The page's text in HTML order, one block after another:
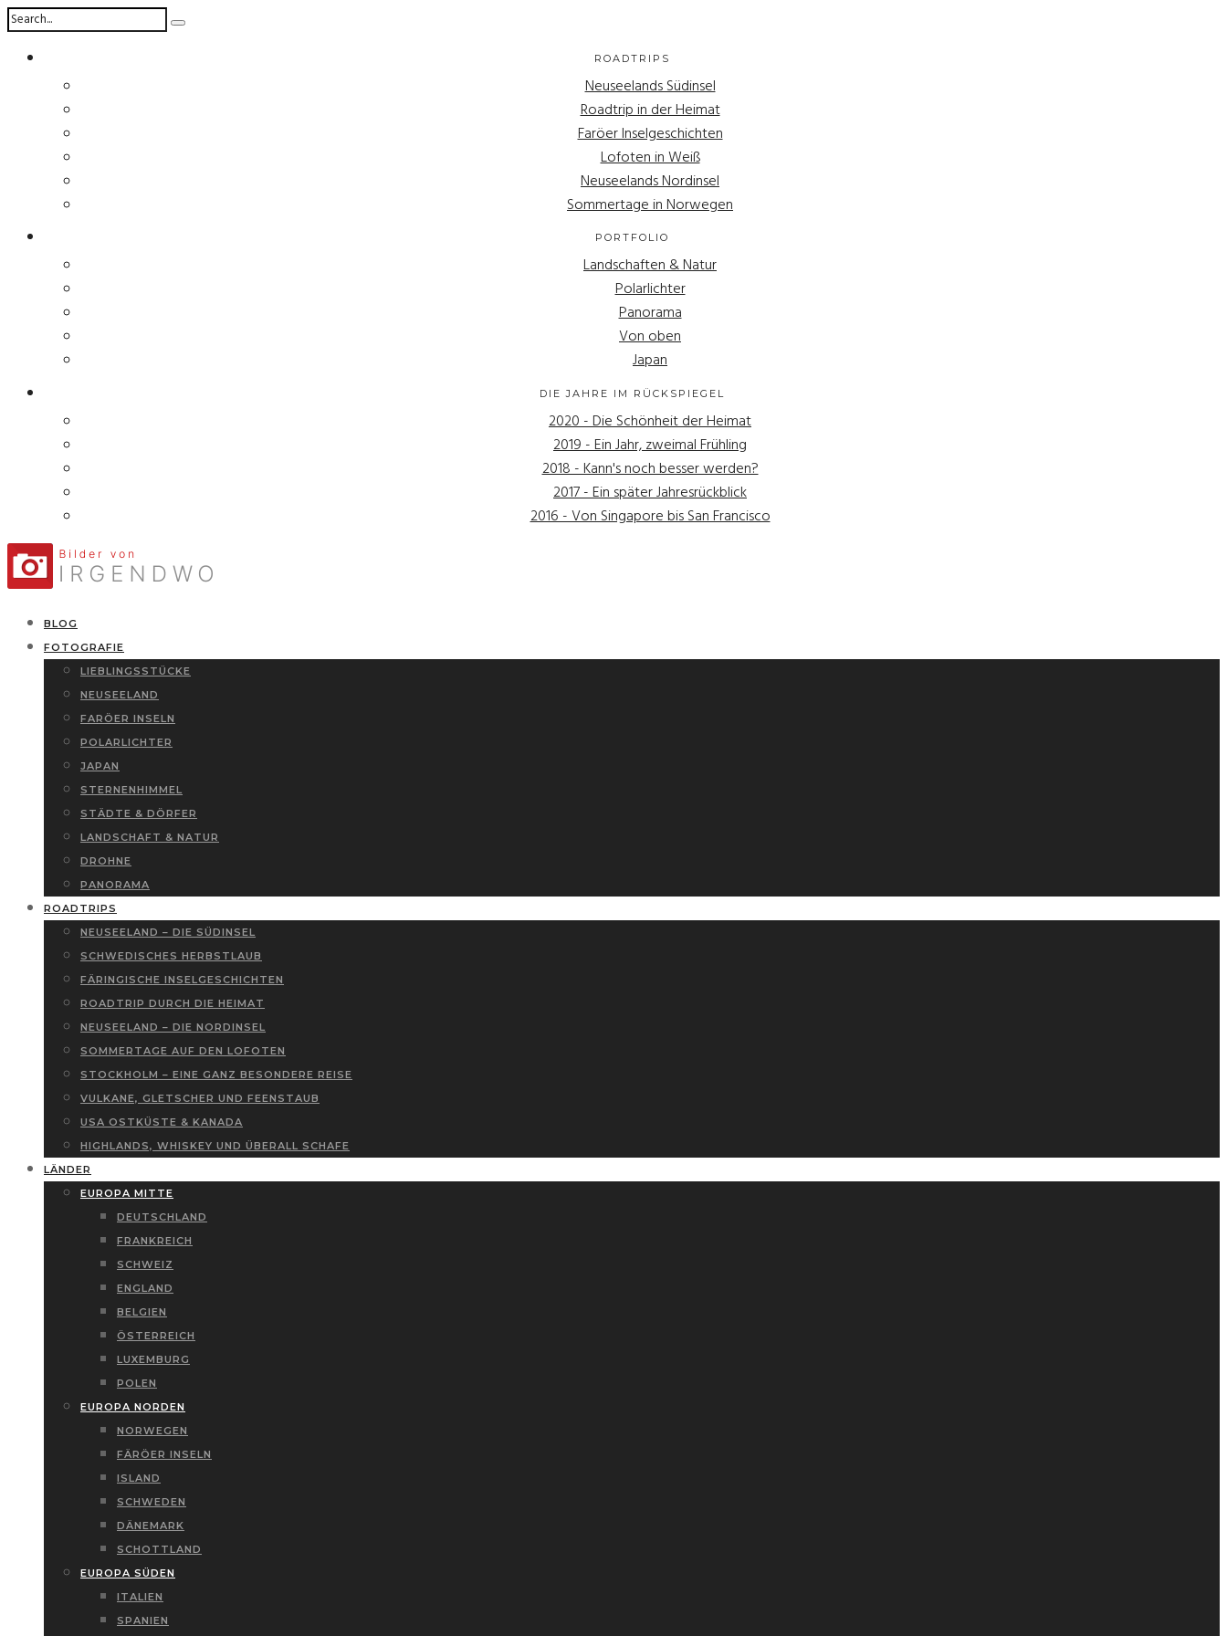
ROADTRIPS
Neuseelands Südinsel
Roadtrip in der Heimat
Faröer Inselgeschichten
Lofoten in Weiß
Neuseelands Nordinsel
Sommertage in Norwegen
PORTFOLIO
Landschaften & Natur
Polarlichter
Panorama
Von oben
Japan
DIE JAHRE IM RÜCKSPIEGEL
2020 - Die Schönheit der Heimat
2019 - Ein Jahr, zweimal Frühling
2018 - Kann's noch besser werden?
2017 - Ein später Jahresrückblick
2016 - Von Singapore bis San Francisco
BLOG
FOTOGRAFIE
LIEBLINGSSTÜCKE
NEUSEELAND
FARÖER INSELN
POLARLICHTER
JAPAN
STERNENHIMMEL
STÄDTE & DÖRFER
LANDSCHAFT & NATUR
DROHNE
PANORAMA
ROADTRIPS
NEUSEELAND – DIE SÜDINSEL
SCHWEDISCHES HERBSTLAUB
FÄRINGISCHE INSELGESCHICHTEN
ROADTRIP DURCH DIE HEIMAT
NEUSEELAND – DIE NORDINSEL
SOMMERTAGE AUF DEN LOFOTEN
STOCKHOLM – EINE GANZ BESONDERE REISE
VULKANE, GLETSCHER UND FEENSTAUB
USA OSTKÜSTE & KANADA
HIGHLANDS, WHISKEY UND ÜBERALL SCHAFE
LÄNDER
EUROPA MITTE
DEUTSCHLAND
FRANKREICH
SCHWEIZ
ENGLAND
BELGIEN
ÖSTERREICH
LUXEMBURG
POLEN
EUROPA NORDEN
NORWEGEN
FÄRÖER INSELN
ISLAND
SCHWEDEN
DÄNEMARK
SCHOTTLAND
EUROPA SÜDEN
ITALIEN
SPANIEN